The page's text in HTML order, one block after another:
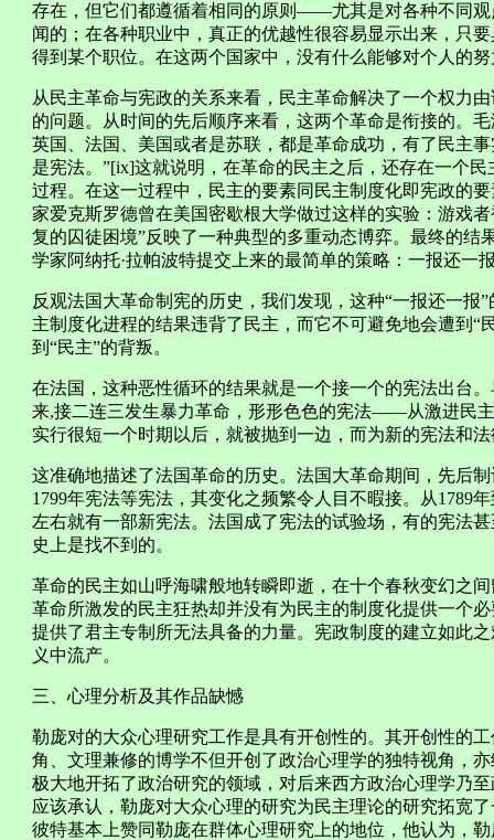
存在，但它们都遵循着相同的原则——尤其是对各种不同
闻的；在各种职业中，真正的优越性很容易显示出来，只
得到某个职位。在这两个国家中，没有什么能够对个人的
从民主革命与宪政的关系来看，民主革命解决了一个权力
的问题。从时间的先后顺序来看，这两个革命是衔接的。
英国、法国、美国或者是苏联，都是革命成功，有了民主
是宪法。”[ix]这就说明，在革命的民主之后，还存在一个
过程。在这一过程中，民主的要素同民主制度化即宪政的
家爱克斯罗德曾在美国密歇根大学做过这样的实验：游戏
复的囚徒困境”反映了一种典型的多重动态博弈。最终的结
学家阿纳托·拉帕波特提交上来的最简单的策略：一报还一
反观法国大革命制宪的历史，我们发现，这种“一报还一报
主制度化进程的结果违背了民主，而它不可避免地会遭到“
到“民主”的背叛。
在法国，这种恶性循环的结果就是一个接一个的宪法出台
来,接二连三发生暴力革命，形形色色的宪法——从激进民
实行很短一个时期以后，就被抛到一边，而为新的宪法和
这准确地描述了法国革命的历史。法国大革命期间，先后
1799年宪法等宪法，其变化之频繁令人目不暇接。从1789
左右就有一部新宪法。法国成了宪法的试验场，有的宪法
史上是找不到的。
革命的民主如山呼海啸般地转瞬即逝，在十个春秋变幻之
革命所激发的民主狂热却并没有为民主的制度化提供一个
提供了君主专制所无法具备的力量。宪政制度的建立如此
义中流产。
三、心理分析及其作品缺憾
勒庞对的大众心理研究工作是具有开创性的。其开创性的
角、文理兼修的博学不但开创了政治心理学的独特视角，
极大地开拓了政治研究的领域，对后来西方政治心理学乃
应该承认，勒庞对大众心理的研究为民主理论的研究拓宽
彼特基本上赞同勒庞在群体心理研究上的地位，他认为，